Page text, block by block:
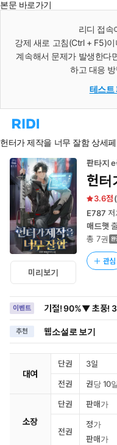
본문 바로가기
리디 접속
강제 새로 고침(Ctrl + F5)
계속해서 문제가 발생한다
하고 대응
테스트
리
홈
로
이
동
헌터가 제작을 너무 잘함 상세
미리보기
판타지
헌터
3.6 (
E787
매드햇
총 7권
관심
이벤트 기절! 90%▼ 초풍!
추천 웹소설로 보기
대여
단권 3일
전권 권당 10일
소장
단권 판매가
전권
정가
판매가